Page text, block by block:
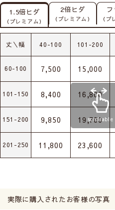
1.5倍ヒダ
（プレミアム）
2倍ヒダ
（プレミアム）
フ
（プ
丈＼幅 40-100 101-200
60-100 7,500 15,000
101-150 8,400 16,800
151-200 9,850 19,700
201-250 11,800 23,600
scrollable
実際に購入されたお客様の写真